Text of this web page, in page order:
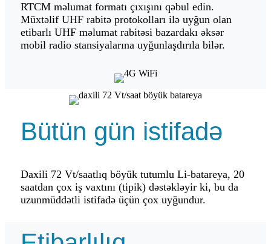
RTCM məlumat formatı çıxışını qəbul edin.
Müxtəlif UHF rabitə protokolları ilə uyğun olan
etibarlı UHF məlumat rabitəsi bazardakı əksər
mobil radio stansiyalarına uyğunlaşdırıla bilər.
Bütün gün istifadə
Daxili 72 Vt/saatlıq böyük tutumlu Li-batareya, 20
saatdan çox iş vaxtını (tipik) dəstəkləyir ki, bu da
uzunmüddətli istifadə üçün çox uyğundur.